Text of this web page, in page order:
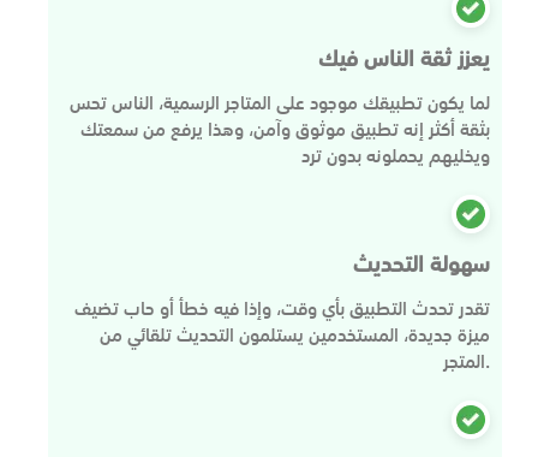
يعزز ثقة الناس فيك
لما يكون تطبيقك موجود على المتاجر الرسمية، الناس تحس
بثقة أكثر إنه تطبيق موثوق وآمن، وهذا يرفع من سمعتك
ويخليهم يحملونه بدون ترد
سهولة التحديث
تقدر تحدث التطبيق بأي وقت، وإذا فيه خطأ أو حاب تضيف
ميزة جديدة، المستخدمين يستلمون التحديث تلقائي من
المتجر.